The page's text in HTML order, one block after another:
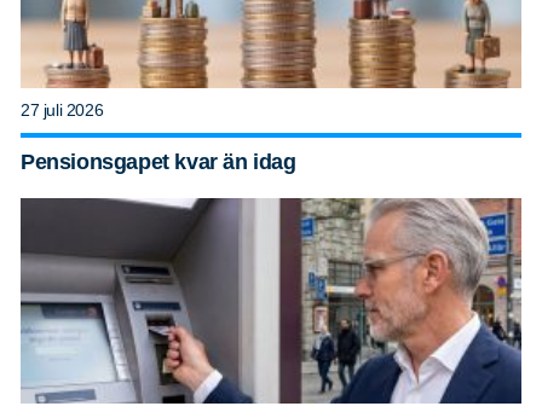
27 juli 2026
Pensionsgapet kvar än idag